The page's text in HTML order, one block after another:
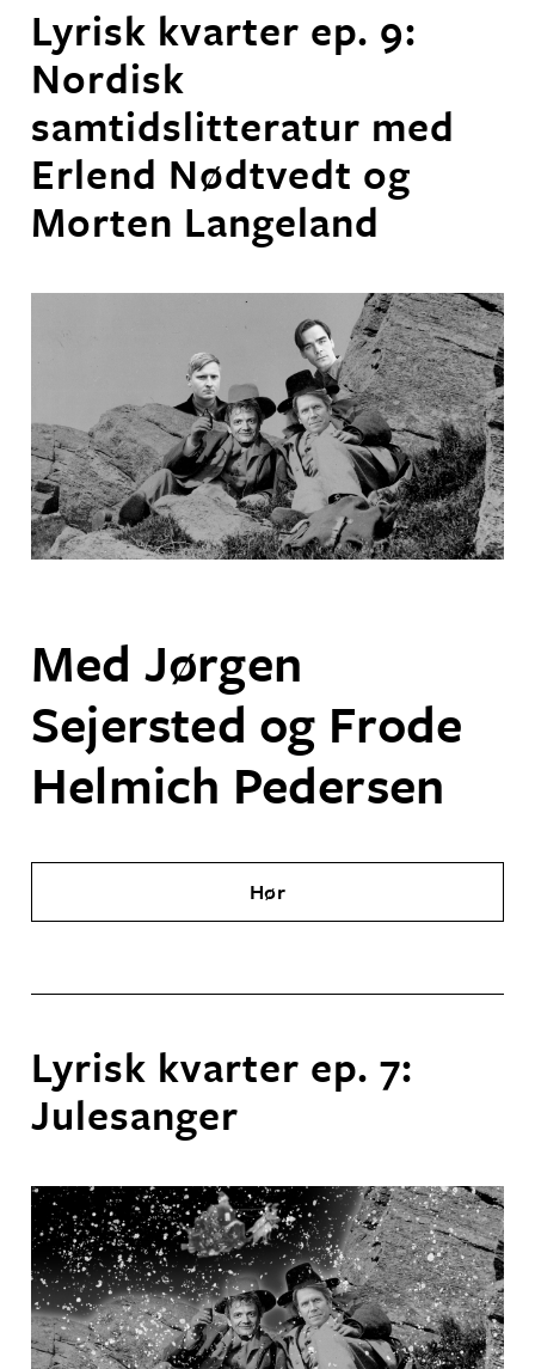
Lyrisk kvarter ep. 9:
Nordisk
samtidslitteratur med
Erlend Nødtvedt og
Morten Langeland
Med Jørgen
Sejersted og Frode
Helmich Pedersen
Hør
Lyrisk kvarter ep. 7:
Julesanger